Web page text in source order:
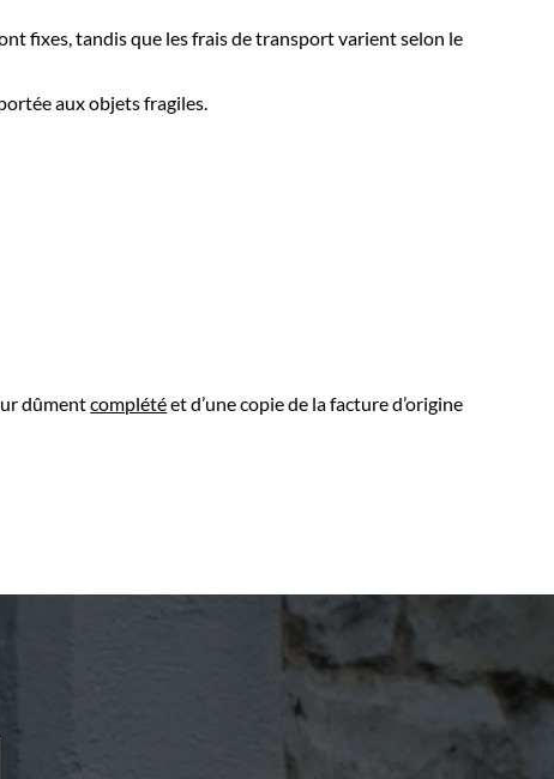
fixes, tandis que les frais de transport varient selon le
aux objets fragiles.
dûmentcomplétéet d’une copie de la facture d’origine